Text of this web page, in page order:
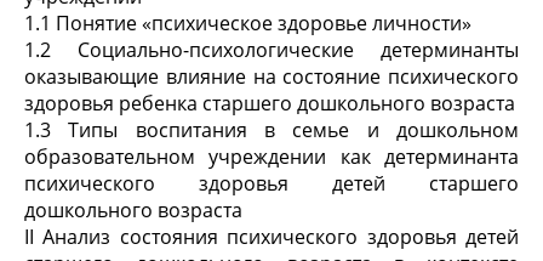
1.1 Понятие «психическое здоровье личности»
1.2 Социально-психологические детерминанты
оказывающие влияние на состояние психического
здоровья ребенка старшего дошкольного возраста
1.3 Типы воспитания в семье и дошкольном
образовательном учреждении как детерминанта
психического здоровья детей старшего
дошкольного возраста
ІІ Анализ состояния психического здоровья детей